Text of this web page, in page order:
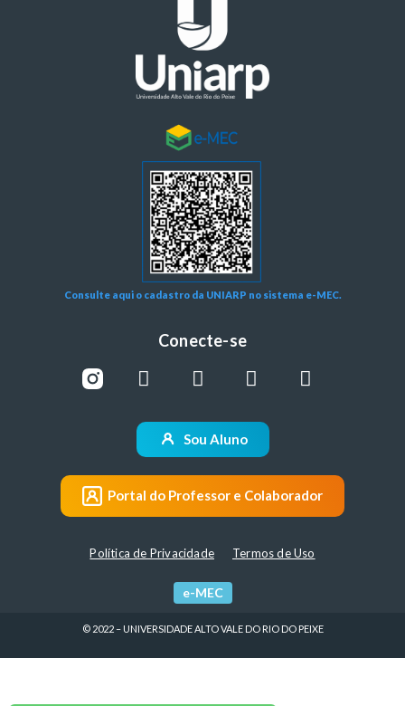
Consulte aqui o cadastro da UNIARP no sistema e-MEC.
Conecte-se
Portal do Professor e Colaborador
Sou Aluno
Política de Privacidade Termos de Uso
e-MEC
© 2022 – UNIVERSIDADE ALTO VALE DO RIO DO PEIXE